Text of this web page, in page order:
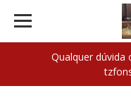
Qualquer